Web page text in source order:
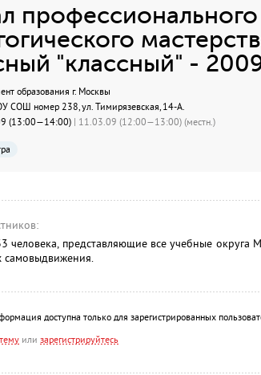
"классный" -
образования г. Москвы
СОШ номер 238, ул. Тимирязевская, 14-А.
(13:00—14:00) | 11.03.09 (12:00—13:00) (местн.)
человека, представляющие все учебные округа
самовыдвижения.
доступна только для зарегистрированных
или зарегистрируйтесь